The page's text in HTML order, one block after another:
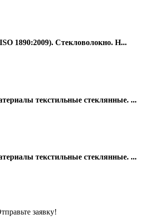
1890:2009). Стекловолокно. Н...
текстильные стеклянные. ...
текстильные стеклянные. ...
заявку!